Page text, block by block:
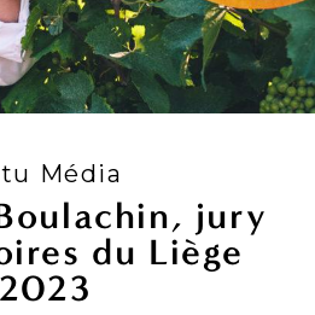
Média
jury
du Liège
2023